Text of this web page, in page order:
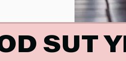
SUT